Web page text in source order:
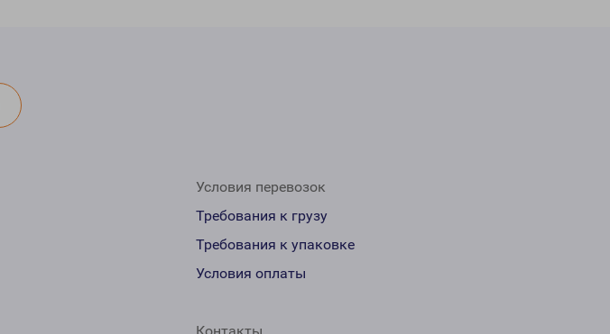
Условия перевозок
Требования к грузу
Требования к упаковке
Условия оплаты